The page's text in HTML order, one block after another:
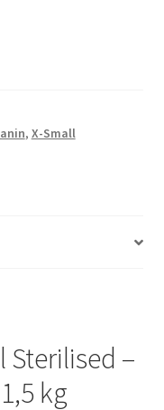
holistic krmivo
, X-Small
Sterilised –
kg